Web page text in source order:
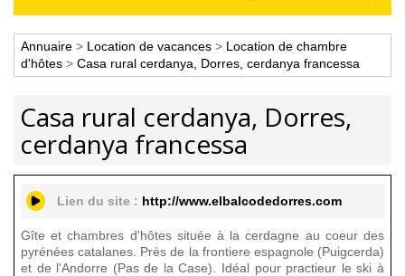
Annuaire > Location de vacances > Location de chambre
d'hôtes > Casa rural cerdanya, Dorres, cerdanya francessa
Casa rural cerdanya, Dorres,
cerdanya francessa
Lien du site : http://www.elbalcodedorres.com
Gîte et chambres d'hôtes située à la cerdagne au coeur des
pyrénées catalanes. Près de la frontiere espagnole (Puigcerda)
et de l'Andorre (Pas de la Case). Idéal pour practieur le ski à